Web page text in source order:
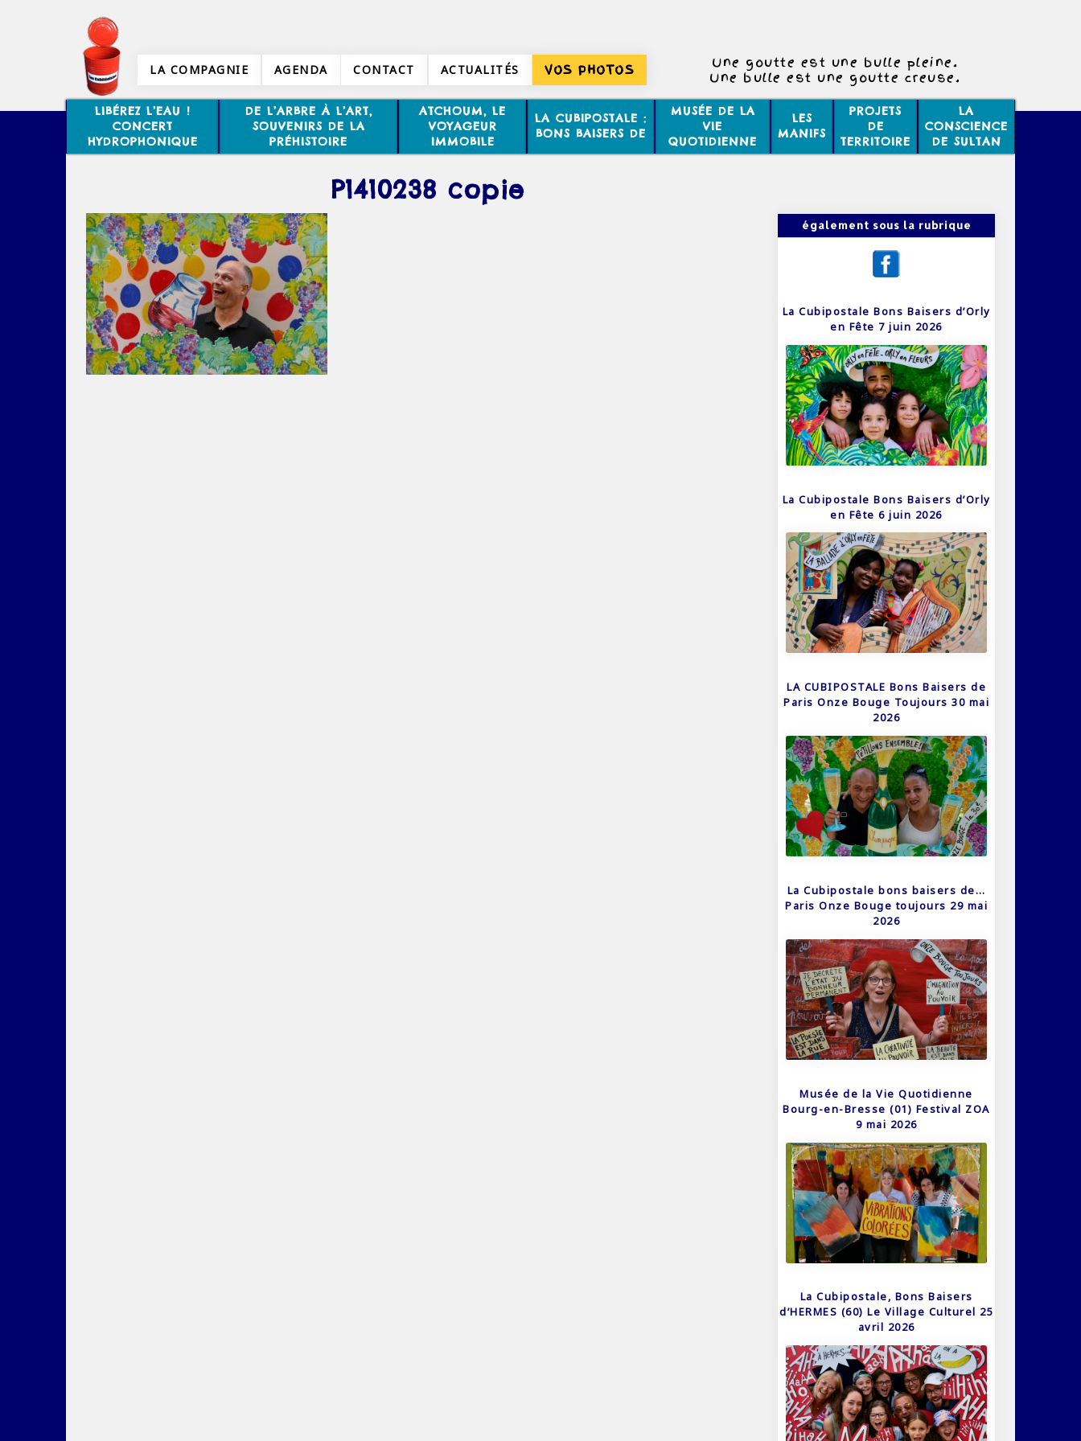
LA COMPAGNIE AGENDA CONTACT ACTUALITÉS VOS PHOTOS
Une goutte est une bulle pleine.
Une bulle est une goutte creuse.
LIBÉREZ L’EAU !
CONCERT
HYDROPHONIQUE
DE L’ARBRE À L’ART,
SOUVENIRS DE LA
PRÉHISTOIRE
ATCHOUM, LE
VOYAGEUR
IMMOBILE
LA CUBIPOSTALE :
BONS BAISERS DE
MUSÉE DE LA
VIE
QUOTIDIENNE
LES
MANIFS
PROJETS
DE
TERRITOIRE
LA
CONSCIENCE
DE SULTAN
P1410238 copie
également sous la rubrique
La Cubipostale Bons Baisers d’Orly
en Fête 7 juin 2026
La Cubipostale Bons Baisers d’Orly
en Fête 6 juin 2026
LA CUBIPOSTALE Bons Baisers de
Paris Onze Bouge Toujours 30 mai
2026
La Cubipostale bons baisers de…
Paris Onze Bouge toujours 29 mai
2026
Musée de la Vie Quotidienne
Bourg-en-Bresse (01) Festival ZOA
9 mai 2026
La Cubipostale, Bons Baisers
d’HERMES (60) Le Village Culturel 25
avril 2026